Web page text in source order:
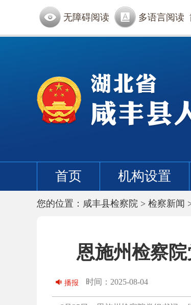
无障碍阅读 多语言阅读
首页 机构设置
您的位置： 咸丰县检察院 > 检察新闻
恩施州检察
播报 时间：2025-08-04